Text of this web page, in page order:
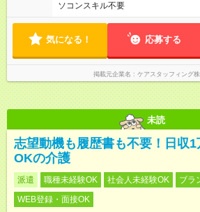
ソコンスキル不要
気になる！ 応募する
掲載元企業名 ケアスタッフィング
未読
志望動機も履歴書も不要！日収
OKの介護
派遣 職種未経験OK 社会人未経験OK
ブラ
WEB登録・面接OK